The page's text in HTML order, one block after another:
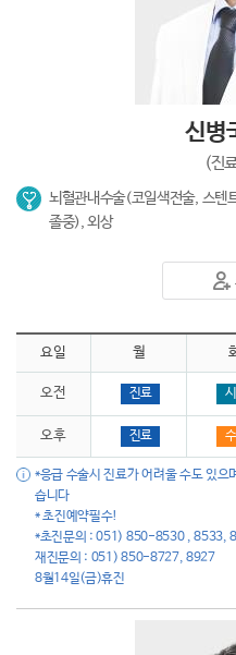
신병
(진
뇌혈관내수술(코일색전술, 스텐
졸중), 외상
요일 월
오전 진료
오후 진료
*응급 수술시 진료가 어려울 수도 있으
습니다
* 초진예약필수!
*초진문의 : 051) 850-8530 , 8533,
재진문의 : 051) 850-8727, 8927
8월14일(금)휴진